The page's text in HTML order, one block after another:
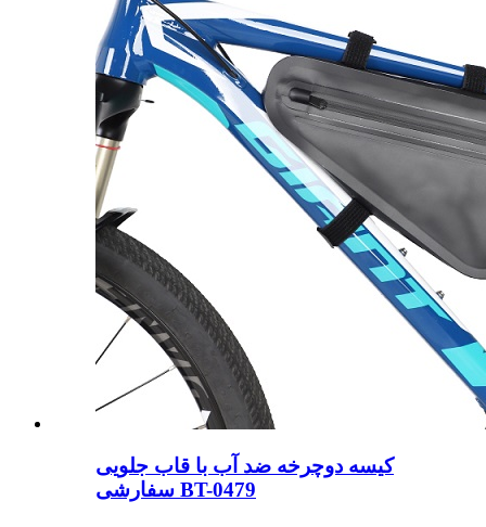
کیسه دوچرخه ضد آب با قاب جلویی
سفارشی BT-0479